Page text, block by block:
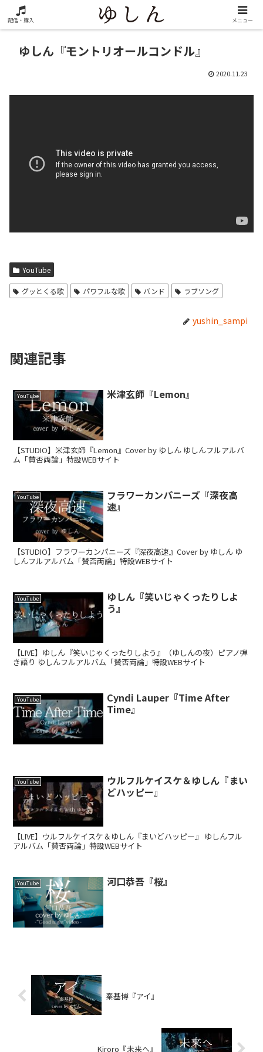
ゆしん『モントリオールコンドル』
2020.11.23
YouTube
グッとくる歌 パワフルな歌 バンド ラブソング
yushin_sampi
関連記事
YouTube 米津玄師『Lemon』
【STUDIO】米津玄師『Lemon』Cover by ゆしん ゆしんフルアルバ
ム「賛否両論」特設WEBサイト
YouTube
フラワーカンパニーズ『深夜高
速』
【STUDIO】フラワーカンパニーズ『深夜高速』Cover by ゆしん ゆ
しんフルアルバム「賛否両論」特設WEBサイト
YouTube
ゆしん『笑いじゃくったりしよ
う』
【LIVE】ゆしん『笑いじゃくったりしよう』（ゆしんの夜）ピアノ弾
き語り ゆしんフルアルバム「賛否両論」特設WEBサイト
YouTube
Cyndi Lauper『Time After
Time』
YouTube
ウルフルケイスケ＆ゆしん『まい
どハッピー』
【LIVE】ウルフルケイスケ＆ゆしん『まいどハッピー』 ゆしんフル
アルバム「賛否両論」特設WEBサイト
YouTube 河口恭吾『桜』
秦基博『アイ』
Kiroro『未来へ』
配信・購入 メニュー